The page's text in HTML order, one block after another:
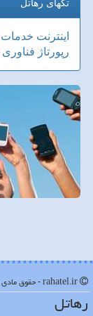
تگهای رهاتل
اینترنت خدمات
رپورتاژ فناوری
رهاتل